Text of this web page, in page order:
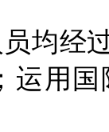
均经
运用